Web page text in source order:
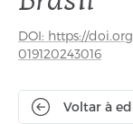
DOI: https://
019120243016
Voltar à